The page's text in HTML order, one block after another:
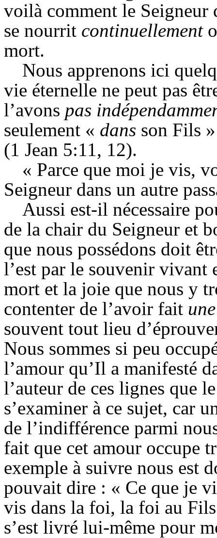
voilà comment le
se nourrit continuellement
mort.
Nous apprenons ici
vie éternelle ne peut pas
l’avons pas
seulement « dans son Fils
(1 Jean 5:11, 12).
« Parce que moi je vis,
Seigneur dans un autre
Aussi est-il nécessaire
de la chair du Seigneur et
que nous possédons doit
l’est par le souvenir vivant
mort et la joie que nous y
contenter de l’avoir fait une
souvent tout lieu
Nous sommes si peu
l’amour qu’Il a manifesté
l’auteur de ces lignes que
s’examiner à ce sujet, car
de l’indifférence parmi
fait que cet amour occupe
exemple à suivre nous est
pouvait dire : « Ce que je
vis dans la foi, la foi au
s’est livré lui-même pour